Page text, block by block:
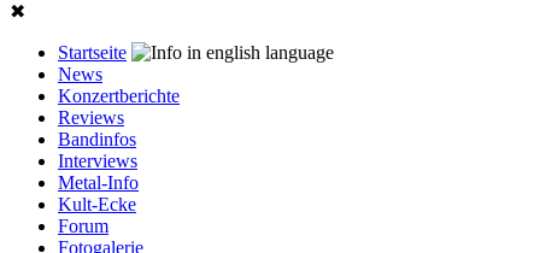
✖
Startseite
News
Konzertberichte
Reviews
Bandinfos
Interviews
Metal-Info
Kult-Ecke
Forum
Fotogalerie